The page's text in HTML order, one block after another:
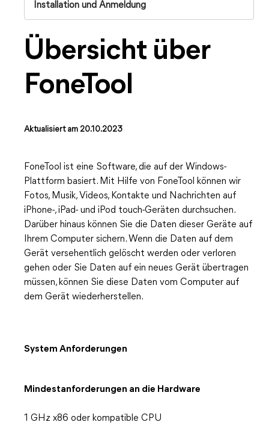
Installation und Anmeldung
Übersicht über
FoneTool
Aktualisiert am 20.10.2023
FoneTool ist eine Software, die auf der Windows-
Plattform basiert. Mit Hilfe von FoneTool können wir
Fotos, Musik, Videos, Kontakte und Nachrichten auf
iPhone-, iPad- und iPod touch-Geräten durchsuchen.
Darüber hinaus können Sie die Daten dieser Geräte auf
Ihrem Computer sichern. Wenn die Daten auf dem
Gerät versehentlich gelöscht werden oder verloren
gehen oder Sie Daten auf ein neues Gerät übertragen
müssen, können Sie diese Daten vom Computer auf
dem Gerät wiederherstellen.
System Anforderungen
Mindestanforderungen an die Hardware
1 GHz x86 oder kompatible CPU